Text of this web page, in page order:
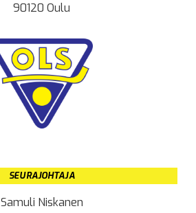
90120 Oulu
SEURAJOHTAJA
Samuli Niskanen